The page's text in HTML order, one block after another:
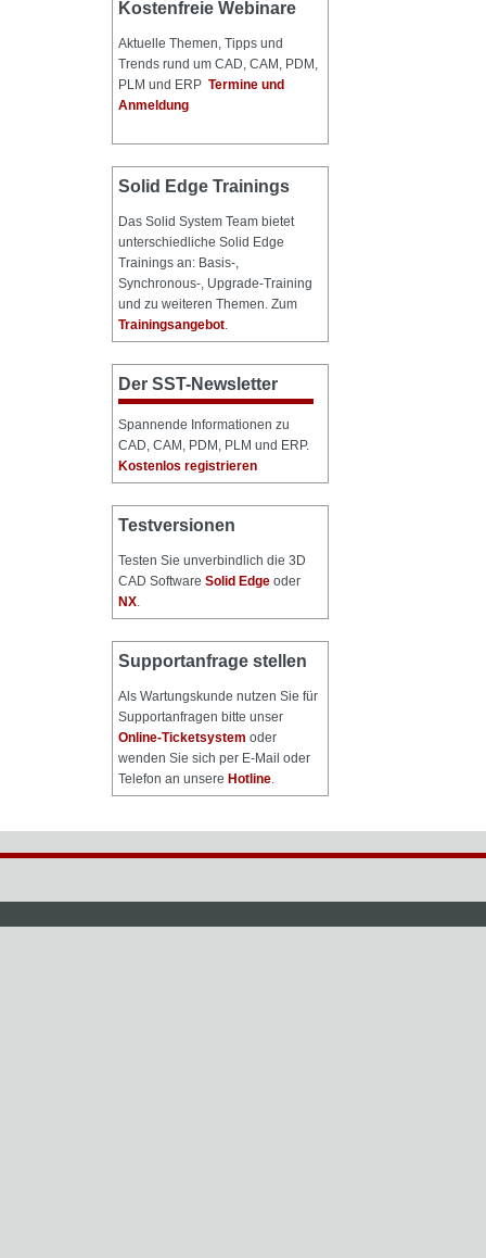
Kostenfreie Webinare
Aktuelle Themen, Tipps und
Trends rund um CAD, CAM, PDM,
PLM und ERPTermine und
Anmeldung
Solid Edge Trainings
Das Solid System Team bietet
unterschiedliche Solid Edge
Trainings an: Basis-,
Synchronous-, Upgrade-Training
und zu weiteren Themen. Zum
Trainingsangebot
Der SST-Newsletter
Spannende Informationen zu
CAD, CAM, PDM, PLM und ERP.
Kostenlos registrieren
Testversionen
Testen Sie unverbindlich die 3D
CAD SoftwareSolid Edge oder
NX
Supportanfrage stellen
Als Wartungskunde nutzen Sie für
Supportanfragen bitte unser
Online-Ticketsystem oder
wenden Sie sich per E-Mail oder
Telefon an unsereHotline